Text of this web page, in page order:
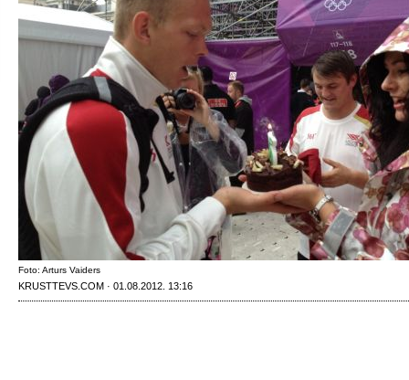
Foto: Arturs Vaiders
KRUSTTEVS.COM · 01.08.2012. 13:16